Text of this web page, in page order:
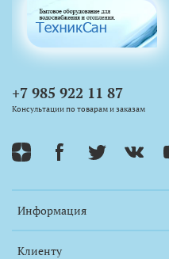
Информация
Клиенту
+7 985 922 11 87
Консультации по товарам и заказам